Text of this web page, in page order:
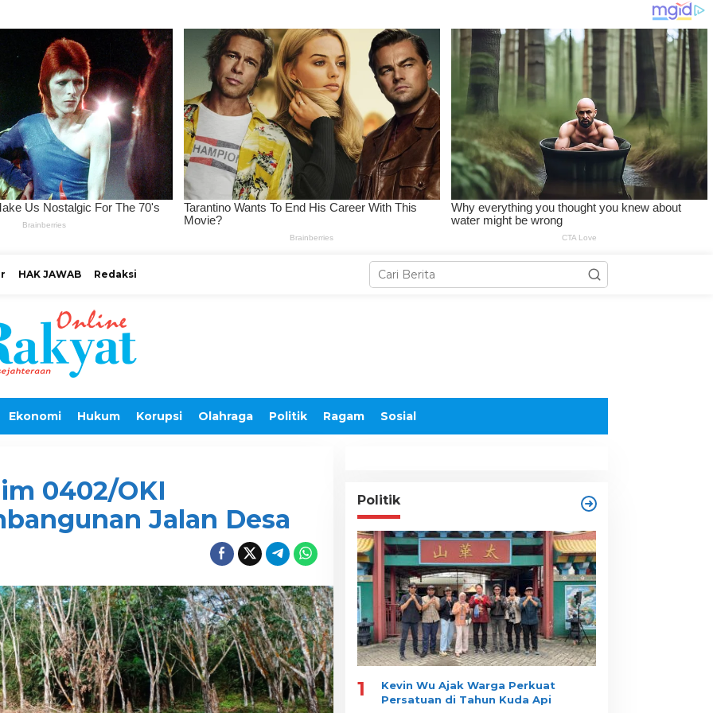
HAK JAWAB Redaksi
Ekonomi Hukum Korupsi Olahraga Politik Ragam Sosial
0402/OKI
Jalan Desa
Politik
1
Kevin Wu Ajak Warga Perkuat
Persatuan di Tahun Kuda Api